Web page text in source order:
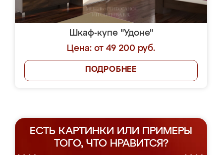
Шкаф-купе "Удоне"
Цена: от 49 200 руб.
ПОДРОБНЕЕ
ЕСТЬ КАРТИНКИ ИЛИ ПРИМЕРЫ
ТОГО, ЧТО НРАВИТСЯ?